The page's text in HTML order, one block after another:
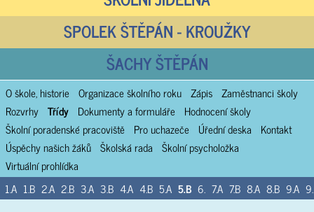
SPOLEK ŠTĚPÁN - KROUŽKY
ŠACHY ŠTĚPÁN
O škole, historie Organizace školního roku Zápis Zaměstnanci školy
Rozvrhy Třídy Dokumenty a formuláře
Hodnocení školy
Školní poradenské pracoviště
Pro uchazeče Úřední deska
Kontakt
Úspěchy našich žáků Školská rada Školní psycholožka
Virtuální prohlídka
1.A 1.B 2.A 2.B 3.A 3.B 4.A 4.B 5.A 5.B 6. 7.A 7.B 8.A 8.B 9.A